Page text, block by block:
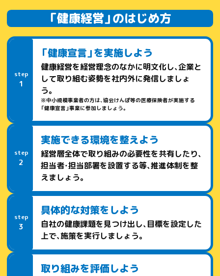
「健康経営」のはじめ方
step
1
「健康宣言」を実施しよう
健康経営を経営理念のなかに明文化し、企業と
して取り組む姿勢を社内外に発信しましょ
う。
※中小規模事業者の方は、協会けんぽ等の医療保険者が実施する
「健康宣言」事業に参加しましょう。
step
2
実施できる環境を整えよう
経営層全体で取り組みの必要性を共有したり、
担当者・担当部署を設置する等、推進体制を整
えましょう。
step
3
具体的な対策をしよう
自社の健康課題を見つけ出し、目標を設定した
上で、施策を実行しましょう。
取り組みを評価しよう